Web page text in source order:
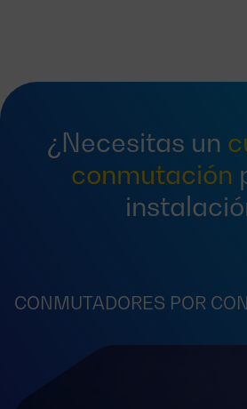
¿Necesitas un
conmutación
CONMUTADORES POR